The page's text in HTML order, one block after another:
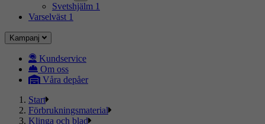
Svetshjälm 1
Varselväst 1
Kampanj
Kundservice
Om oss
Våra depåer
Start
Förbrukningsmaterial
Klinga och blad